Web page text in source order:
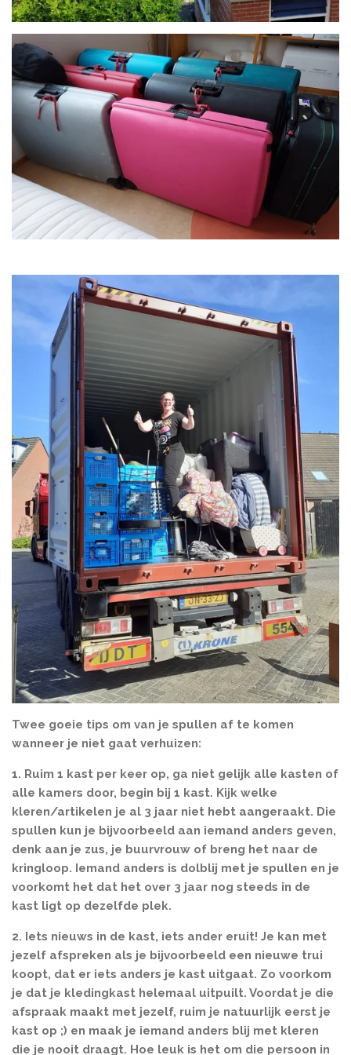
Twee goeie tips om van je spullen af te komen
wanneer je niet gaat verhuizen:
1. Ruim 1 kast per keer op, ga niet gelijk alle kasten of
alle kamers door, begin bij 1 kast. Kijk welke
kleren/artikelen je al 3 jaar niet hebt aangeraakt. Die
spullen kun je bijvoorbeeld aan iemand anders geven,
denk aan je zus, je buurvrouw of breng het naar de
kringloop. Iemand anders is dolblij met je spullen en je
voorkomt het dat het over 3 jaar nog steeds in de
kast ligt op dezelfde plek.
2. Iets nieuws in de kast, iets ander eruit! Je kan met
jezelf afspreken als je bijvoorbeeld een nieuwe trui
koopt, dat er iets anders je kast uitgaat. Zo voorkom
je dat je kledingkast helemaal uitpuilt. Voordat je die
afspraak maakt met jezelf, ruim je natuurlijk eerst je
kast op ;) en maak je iemand anders blij met kleren
die je nooit draagt. Hoe leuk is het om die persoon in